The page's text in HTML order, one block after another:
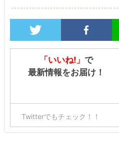
「いいね!」で
最新情報をお届け！
Twitterでもチェック！！